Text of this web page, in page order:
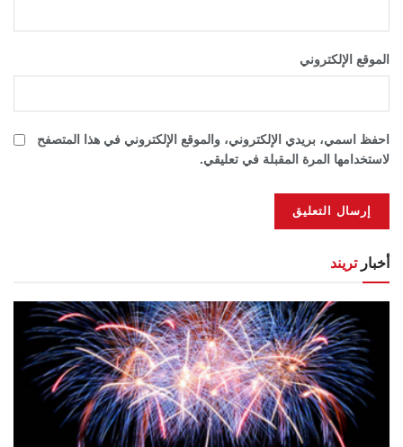
الموقع الإلكتروني
احفظ اسمي، بريدي الإلكتروني، والموقع الإلكتروني في هذا المتصفح
لاستخدامها المرة المقبلة في تعليقي.
أخبارتريند